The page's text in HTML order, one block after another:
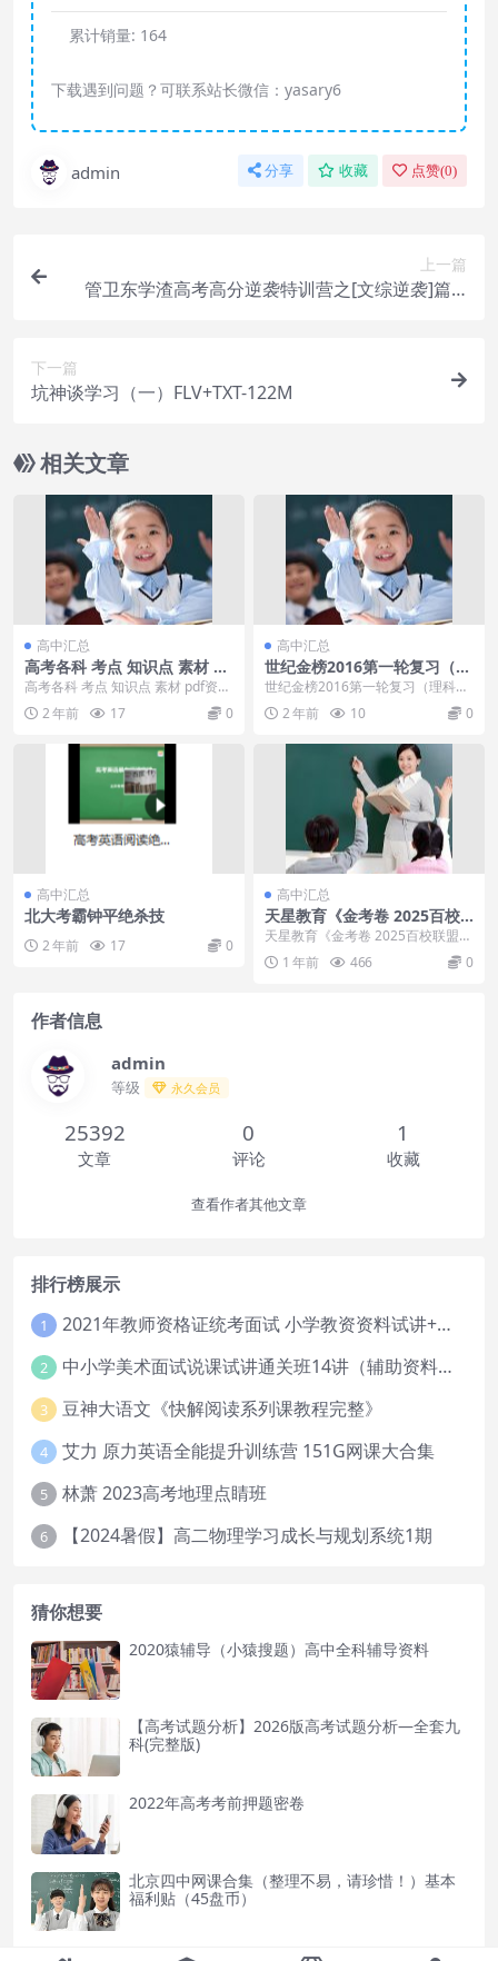
累计销量: 164
下载遇到问题？可联系站长微信：yasary6
admin 分享 收藏 点赞(0)
上一篇
管卫东学渣高考高分逆袭特训营之[文综逆袭]篇(6
下一篇
坑神谈学习（一）FLV+TXT-122M
相关文章
高中汇总
高考各科 考点 知识点 素材 pd
f资料合集
高考各科 考点 知识点 素材 pdf资料
合集目录：作文素材:央视百万文
案，《航拍...
2 年前 17 0
高中汇总
世纪金榜2016第一轮复习（理
科）李子平教师用书配套课件
世纪金榜2016第一轮复习（理科）
李子平教师用书配套课件ppt与wor
d+190...
2 年前 10 0
高中汇总
北大考霸钟平绝杀技
2 年前 17 0
高中汇总
天星教育《金考卷 2025百校
联盟高考最后一卷 (多版) 》 6.
天星教育《金考卷 2025百校联盟高
考最后一卷 (多版) 》 6.7GB，天星
教...1 年前 466 0
作者信息
admin
等级 永久会员
25392
文章
0
评论
1
收藏
查看作者其他文章
排行榜展示
1 2021年教师资格证统考面试 小学教资资料试讲+答辩
2 中小学美术面试说课试讲通关班14讲（辅助资料第一套）
3 豆神大语文《快解阅读系列课教程完整》
4 艾力 原力英语全能提升训练营 151G网课大合集
5 林萧 2023高考地理点睛班
6 【2024暑假】高二物理学习成长与规划系统1期
猜你想要
2020猿辅导（小猿搜题）高中全科辅导资料
【高考试题分析】2026版高考试题分析—全套九
科(完整版)
2022年高考考前押题密卷
北京四中网课合集（整理不易，请珍惜！）基本
福利贴（45盘币）